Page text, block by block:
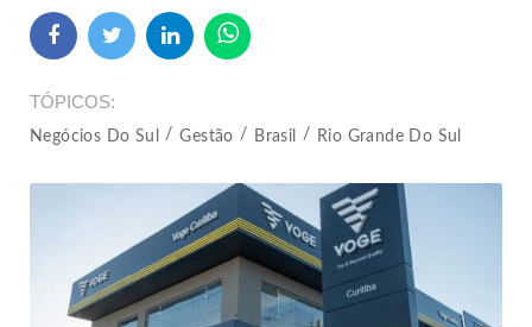
TÓPICOS
Negócios Do Sul Gestão Brasil Rio Grande Do Sul